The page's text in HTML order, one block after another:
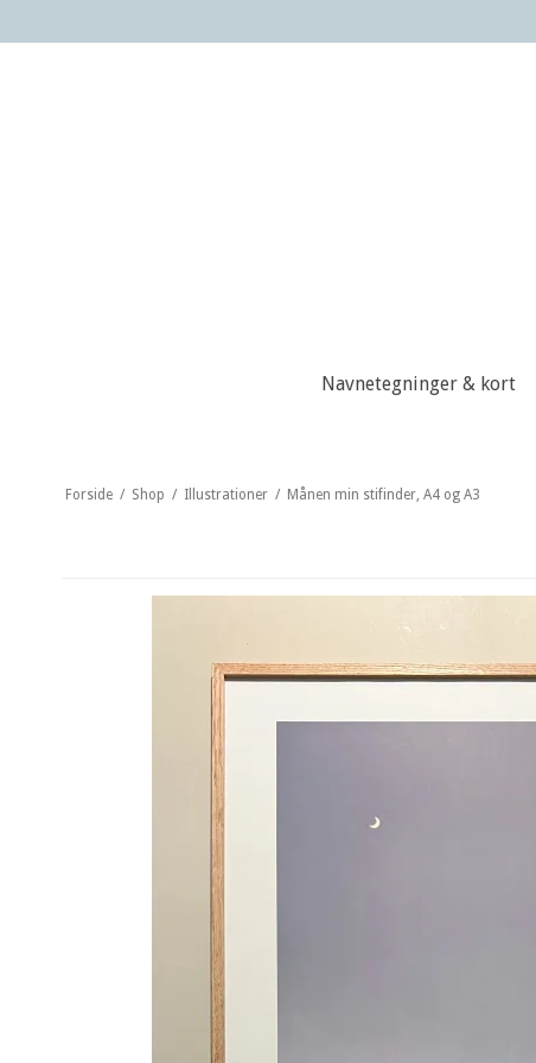
Navnetegninger & kort
Forside / Shop / Illustrationer / Månen min stifinder, A4 og A3